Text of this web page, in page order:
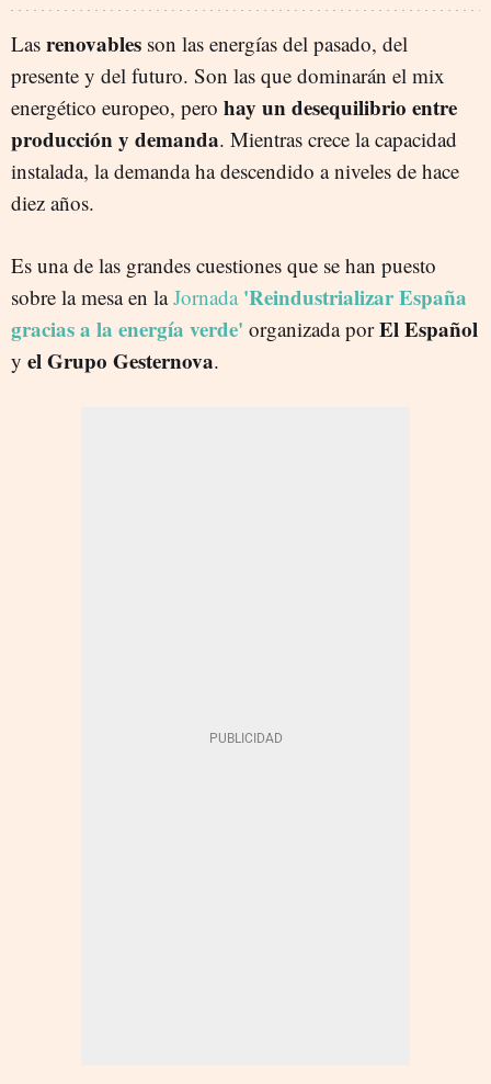
Las renovables son las energías del pasado, del
presente y del futuro. Son las que dominarán el mix
energético europeo, pero hay un desequilibrio entre
producción y demanda. Mientras crece la capacidad
instalada, la demanda ha descendido a niveles de hace
diez años.
Es una de las grandes cuestiones que se han puesto
sobre la mesa en laJornada 'Reindustrializar España
gracias a la energía verde' organizada porEl Español
y el Grupo Gesternova.